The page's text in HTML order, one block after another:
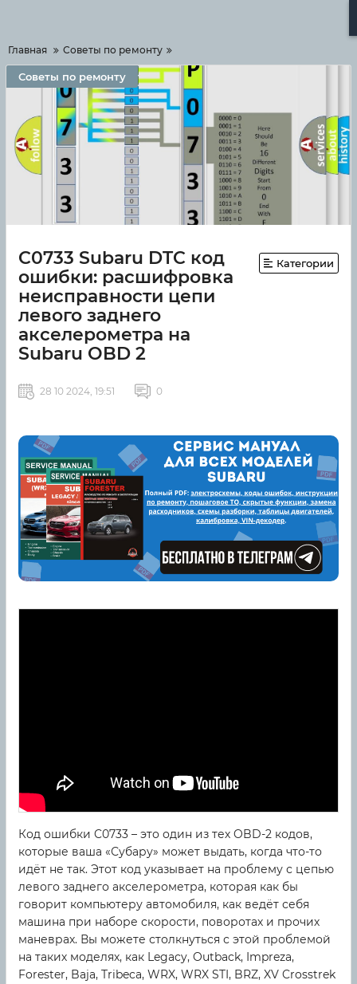
Главная Советы по ремонту
Советы по ремонту
C0733 Subaru DTC код
ошибки: расшифровка
неисправности цепи
левого заднего
акселерометра на
Subaru OBD 2
Категории
28 10 2024, 19:51 0
Код ошибки C0733 – это один из тех OBD-2 кодов,
которые ваша «Субару» может выдать, когда что-то
идёт не так. Этот код указывает на проблему с цепью
левого заднего акселерометра, которая как бы
говорит компьютеру автомобиля, как ведёт себя
машина при наборе скорости, поворотах и прочих
маневрах. Вы можете столкнуться с этой проблемой
на таких моделях, как Legacy, Outback, Impreza,
Forester, Baja, Tribeca, WRX, WRX STI, BRZ, XV Crosstrek